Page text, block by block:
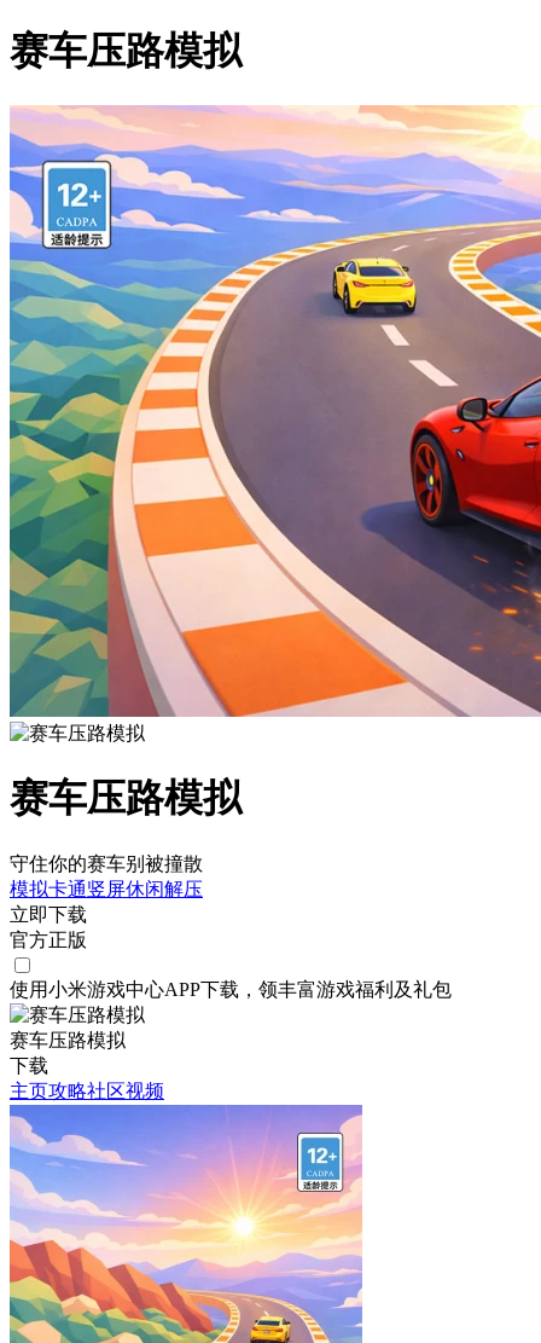
赛车压路模拟
赛车压路模拟
守住你的赛车别被撞散
模拟卡通竖屏休闲解压
立即下载
官方正版
使用小米游戏中心APP下载 ，领丰富游戏福利 及礼包
赛车压路模拟
下载
主页攻略社区视频